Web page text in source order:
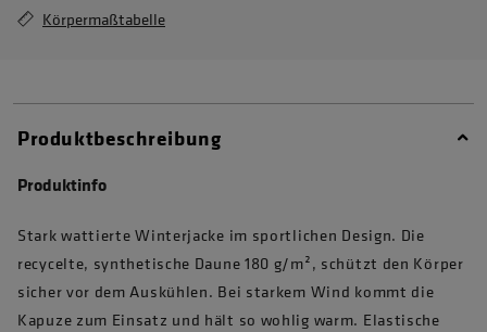
Körpermaßtabelle
Produktbeschreibung
Produktinfo
Stark wattierte Winterjacke im sportlichen Design. Die
recycelte, synthetische Daune 180 g/m², schützt den Körper
sicher vor dem Auskühlen. Bei starkem Wind kommt die
Kapuze zum Einsatz und hält so wohlig warm. Elastische